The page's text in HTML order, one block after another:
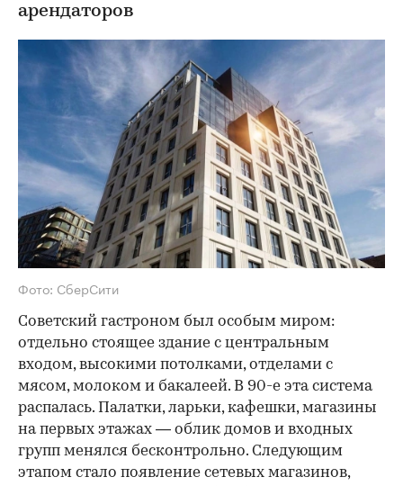
арендаторов
Фото: СберСити
Советский гастроном был особым миром:
отдельно стоящее здание с центральным
входом, высокими потолками, отделами с
мясом, молоком и бакалеей. В 90-е эта система
распалась. Палатки, ларьки, кафешки, магазины
на первых этажах — облик домов и входных
групп менялся бесконтрольно. Следующим
этапом стало появление сетевых магазинов,